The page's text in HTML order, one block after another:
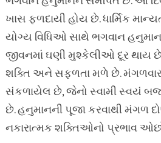
ખાસ ફળદાયી હોય છે. ધાર્મિક
યોગ્ય વિધિઓ સાથે ભગવાન
જીવનમાં ઘણી મુશ્કેલીઓ દૂર થાય
શક્તિ અને સફળતા મળે છે.
સંકળાયેલ છે, જેનો સ્વામી સ્વયં
છે. હનુમાનની પૂજા કરવાથી મંગળ
નકારાત્મક શક્તિઓનો પ્રભાવ